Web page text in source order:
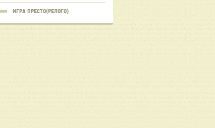
ИГРА ПРЕСТО(РЕЛОГО)